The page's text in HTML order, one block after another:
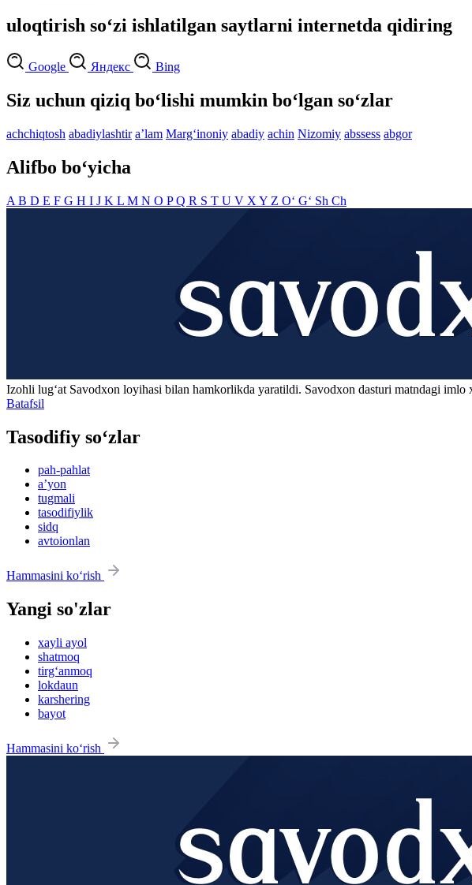
uloqtirish so‘zi ishlatilgan saytlarni internetda qidiring
Google Яндекс Bing
Siz uchun qiziq bo‘lishi mumkin bo‘lgan so‘zlar
achchiqtosh abadiylashtir aʼlam Marg‘inoniy abadiy achin Nizomiy abssess abgor
Alifbo bo‘yicha
A B D E F G H I J K L M N O PQ R S T U V X Y Z O‘ G‘ Sh Ch
Izohli lugʻat Savodxon loyihasi bilan hamkorlikda yaratildi. Savodxon dasturi matndagi imlo
Batafsil
Tasodifiy so‘zlar
pah-pahlat
aʼyon
tugmali
tasodifiylik
sidq
avtoionlan
Hammasini ko‘rish
Yangi so'zlar
xayli ayol
shatmoq
tirg‘anmoq
lokdaun
karshering
bayot
Hammasini ko‘rish